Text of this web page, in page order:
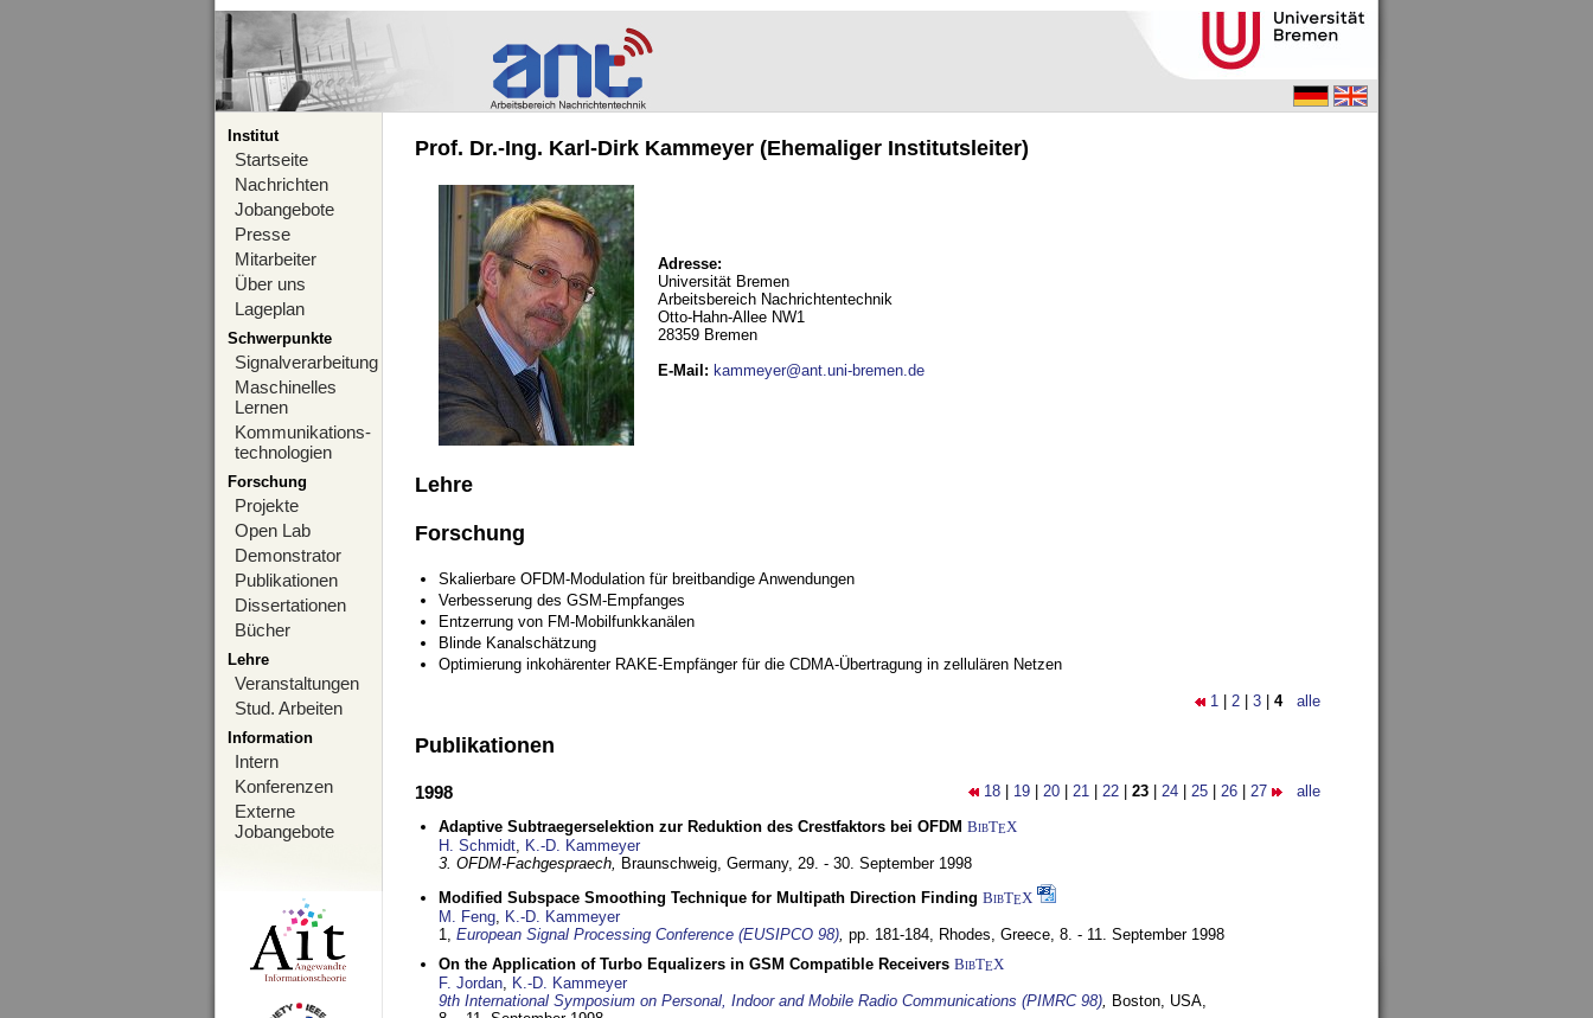
Institut
Startseite
Nachrichten
Jobangebote
Presse
Mitarbeiter
Über uns
Lageplan
Schwerpunkte
Signalverarbeitung
Maschinelles
Lernen
Kommunikations-
technologien
Forschung
Projekte
Open Lab
Demonstrator
Publikationen
Dissertationen
Bücher
Lehre
Veranstaltungen
Stud. Arbeiten
Information
Intern
Konferenzen
Externe
Jobangebote
Prof. Dr.-Ing. Karl-Dirk Kammeyer (Ehemaliger Institutsleiter)
Adresse:
Universität Bremen
Arbeitsbereich Nachrichtentechnik
Otto-Hahn-Allee NW1
28359 Bremen
E-Mail : kammeyer@ant.uni-bremen.de
Lehre
Forschung
Skalierbare OFDM-Modulation für breitbandige Anwendungen
Verbesserung des GSM-Empfanges
Entzerrung von FM-Mobilfunkkanälen
Blinde Kanalschätzung
Optimierung inkohärenter RAKE-Empfänger für die CDMA-Übertragung in zellulären Netzen
1 2 3 4 alle
Publikationen
18 19 20 21 22 23 24 25 26 27 alle
1998
Adaptive Subtraegerselektion zur Reduktion des Crestfaktors bei OFDM BibTEX
H. Schmidt, K.-D. Kammeyer
3. OFDM-Fachgespraech, Braunschweig, Germany, 29. - 30. September 1998
Modified Subspace Smoothing Technique for Multipath Direction Finding BibTEX
M. Feng, K.-D. Kammeyer
1, European Signal Processing Conference (EUSIPCO 98), pp. 181-184, Rhodes, Greece, 8. - 11. September 1998
On the Application of Turbo Equalizers in GSM Compatible Receivers BibTEX
F. Jordan, K.-D. Kammeyer
9th International Symposium on Personal, Indoor and Mobile Radio Communications (PIMRC 98), Boston, USA,